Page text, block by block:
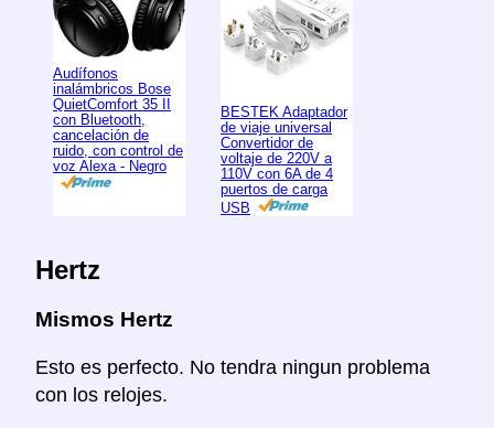
Audífonos
inalámbricos Bose
QuietComfort 35 II
con Bluetooth,
cancelación de
ruido, con control de
voz Alexa - Negro
BESTEK Adaptador
de viaje universal
Convertidor de
voltaje de 220V a
110V con 6A de 4
puertos de carga
USB
Hertz
Mismos Hertz
Esto es perfecto. No tendra ningun problema
con los relojes.